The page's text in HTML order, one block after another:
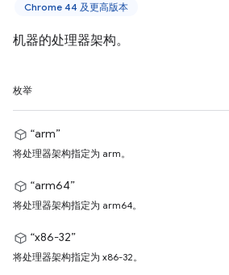
Chrome 44 及更高版本
机器的处理器架构。
枚举
“arm”
将处理器架构指定为 arm。
“arm64”
将处理器架构指定为 arm64。
“x86-32”
将处理器架构指定为 x86-32。